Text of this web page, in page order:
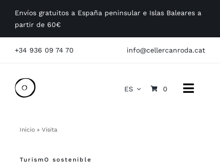
Envíos gratuitos a España peninsular e Islas Baleares a
partir de 60€
+34 936 09 74 70 info@cellercanroda.cat
Toggle
ES 0
Inicio» Visita
TurismO sostenible